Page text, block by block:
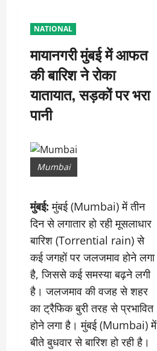
NATIONAL
मायानगरी मुंबई में आफत
की बारिश ने रोका
यातायात, सड़कों पर भरा
पानी
Mumbai
मुंबई: मुंबई (Mumbai) में तीन
दिन से लगातार हो रही मूसलाधार
बारिश (Torrential rain) से
कई जगहों पर जलजमाव होने लगा
है, जिससे कई समस्या बढ़ने लगी
है। जलजमाव की वजह से शहर
का ट्रैफिक बुरी तरह से प्रभावित
होने लगा है। मुंबई (Mumbai) में
बीते बुधवार से बारिश हो रही है।